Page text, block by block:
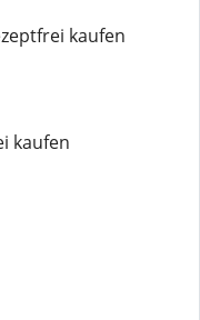
kaufen
kaufen